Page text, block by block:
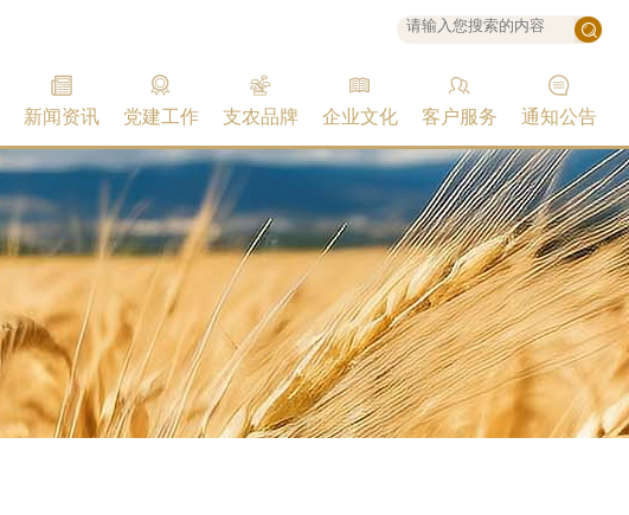
新闻资讯 党建工作 支农品牌 企业文化 客户服务 通知公告